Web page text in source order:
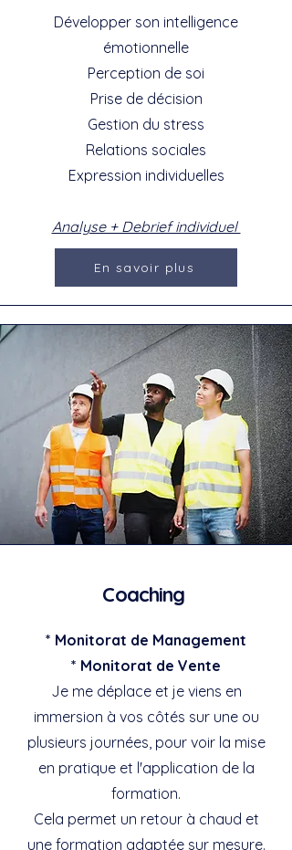
Développer son intelligence
émotionnelle
Perception de soi
Prise de décision
Gestion du stress
Relations sociales
Expression individuelles
Analyse + Debrief individuel
En savoir plus
Coaching
* Monitorat de Management
* Monitorat de Vente
Je me déplace et je viens en
immersion à vos côtés sur une ou
plusieurs journées, pour voir la mise
en pratique et l'application de la
formation.
Cela permet un retour à chaud et
une formation adaptée sur mesure.